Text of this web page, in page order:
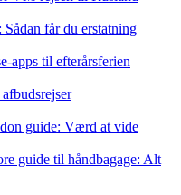
får du erstatning
apps til efterårsferien
guide: Værd at vide
guide til håndbagage: Alt